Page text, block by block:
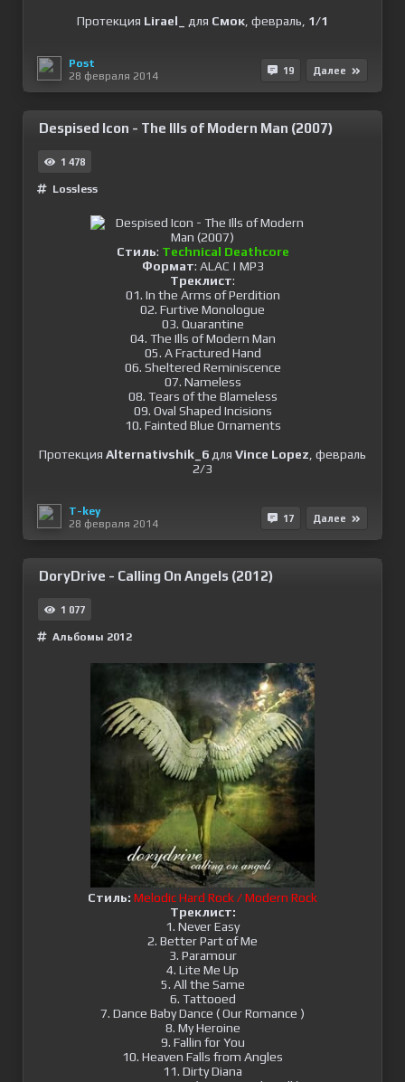
Протекция Lirael_ для Смок , февраль, 1/1
Post
28 февраля 2014
19 Далее
Despised Icon - The Ills of Modern Man (2007)
1 478
Lossless
Стиль: Technical Deathcore
Формат: ALAC | MP3
Треклист:
01. In the Arms of Perdition
02. Furtive Monologue
03. Quarantine
04. The Ills of Modern Man
05. A Fractured Hand
06. Sheltered Reminiscence
07. Nameless
08. Tears of the Blameless
09. Oval Shaped Incisions
10. Fainted Blue Ornaments
Протекция Alternativshik_6 для Vince Lopez , февраль
2/3
T-key
28 февраля 2014
17 Далее
DoryDrive - Calling On Angels (2012)
1 077
Альбомы 2012
Стиль: Melodic Hard Rock / Modern Rock
Треклист:
1. Never Easy
2. Better Part of Me
3. Paramour
4. Lite Me Up
5. All the Same
6. Tattooed
7. Dance Baby Dance ( Our Romance )
8. My Heroine
9. Fallin for You
10. Heaven Falls from Angles
11. Dirty Diana